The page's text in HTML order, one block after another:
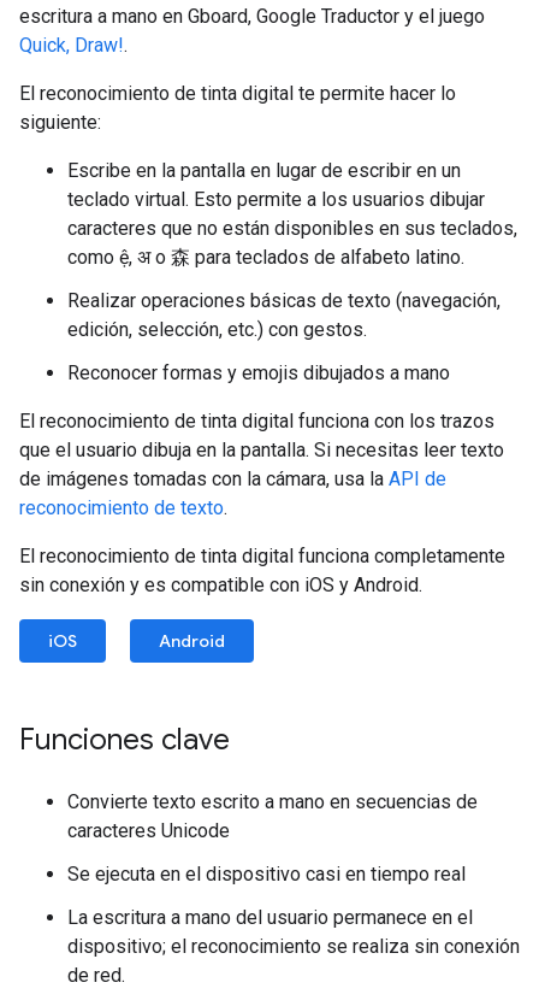
escritura a mano en Gboard, Google Traductor y el juego
Quick, Draw!.
El reconocimiento de tinta digital te permite hacer lo
siguiente:
Escribe en la pantalla en lugar de escribir en un
teclado virtual. Esto permite a los usuarios dibujar
caracteres que no están disponibles en sus teclados,
como ệ, अ o 森 para teclados de alfabeto latino.
Realizar operaciones básicas de texto (navegación,
edición, selección, etc.) con gestos.
Reconocer formas y emojis dibujados a mano
El reconocimiento de tinta digital funciona con los trazos
que el usuario dibuja en la pantalla. Si necesitas leer texto
de imágenes tomadas con la cámara, usa la API de
reconocimiento de texto.
El reconocimiento de tinta digital funciona completamente
sin conexión y es compatible con iOS y Android.
iOS Android
Funciones clave
Convierte texto escrito a mano en secuencias de
caracteres Unicode
Se ejecuta en el dispositivo casi en tiempo real
La escritura a mano del usuario permanece en el
dispositivo; el reconocimiento se realiza sin conexión
de red.